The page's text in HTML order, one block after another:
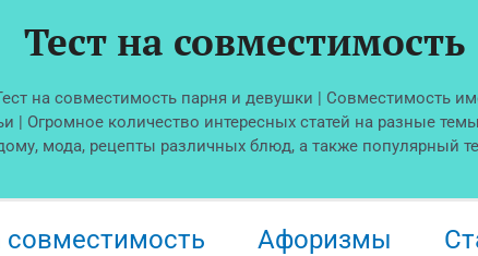
Тест на совместимость
на совместимость парня и девушки | Совместимость
| Огромное количество интересных статей на разные
мода, рецепты различных блюд, а также популярный
совместимость Афоризмы